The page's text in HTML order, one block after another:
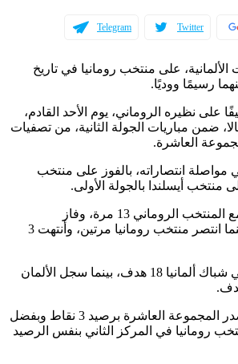
Twitter
Telegram
على منتخب رومانيا في تاريخ
رسيمًا ووديًا.
على نظيره الروماني، يوم الأحد القادم،
ضمن مباريات الجولة الثانية، من تصفيات
مواصلة انتصاراته، بالفوز على منتخب
منتخب أيسلندا بالجولة الأولى.
والتفى منتخب ألمانيا مع المنتخب الروماني 13 مرة، وفاز
المانشافت 8 مرات، بينما انتصر منتخب رومانيا مرتين، وأنتهت 3
وسجل لاعبو رومانيا في شباك ألمانيا 18 هدف، بينما سجل الألمان
يذكر منتخب ألمانيا يتصدر المجموعة العاشرة برصيد 3 نقاط وبفضل
رومانيا في المركز الثاني بنفس الرصيد